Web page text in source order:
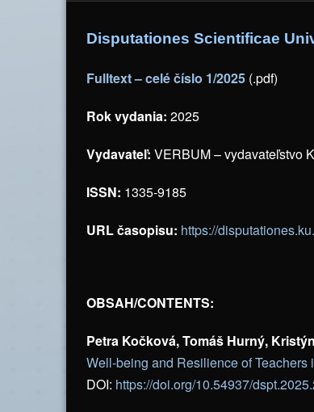
Disputationes Scientificae
Fulltext – celé číslo 1/2025 (.pdf)
Rok vydania: 2025
Vydavateľ: VERBUM – vydavateľstvo
ISSN: 1335-9185
URL časopisu: https://
OBSAH/CONTENTS:
Petra Kočková, Tomáš Hurný,
Well-being and Resilience of
DOI: https://doi.org/10.54937/